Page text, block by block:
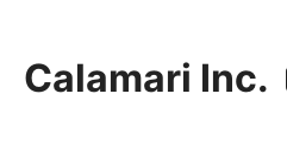
Calamari Inc.